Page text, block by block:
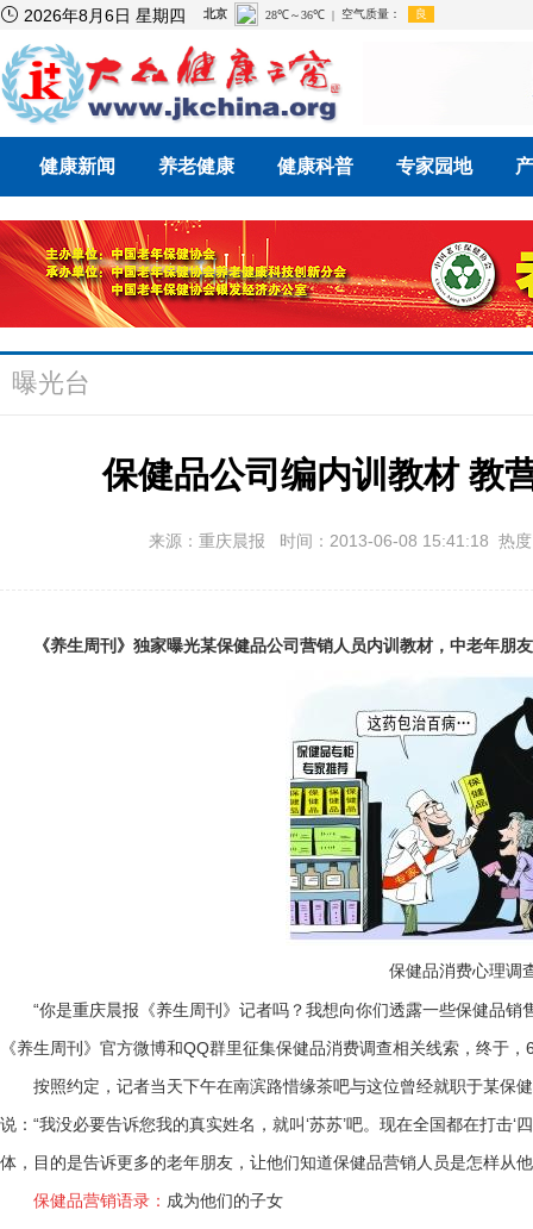
 2026年8月6日 星期四
健康新闻 养老健康 健康科普 专家园地
曝光台
保健品公司编内训教材 教
来源：重庆晨报 时间：2013-06-08 15:41:18 热
《养生周刊》独家曝光某保健品公司营销人员内训教材，中老年朋
保健品消费心理调
“你是重庆晨报《养生周刊》记者吗？我想向你们透露一些保健品销
《养生周刊》官方微博和QQ群里征集保健品消费调查相关线索，终于
按照约定，记者当天下午在南滨路惜缘茶吧与这位曾经就职于某保
说：“我没必要告诉您我的真实姓名，就叫‘苏苏’吧。现在全国都在打击
体，目的是告诉更多的老年朋友，让他们知道保健品营销人员是怎样从
保健品营销语录： 成为他们的子女